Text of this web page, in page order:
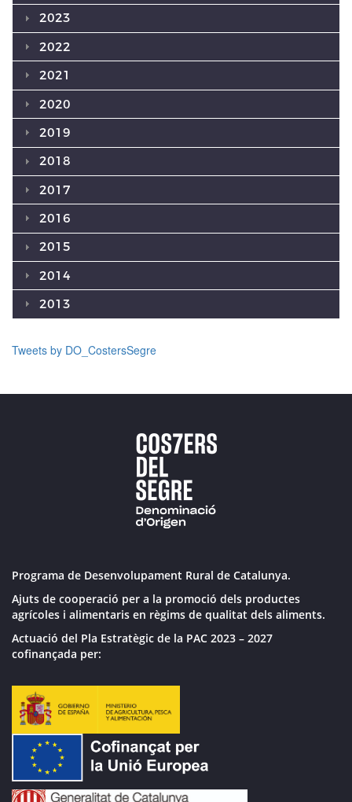
2023
2022
2021
2020
2019
2018
2017
2016
2015
2014
2013
Tweets by DO_CostersSegre
Programa de Desenvolupament Rural de Catalunya.
Ajuts de cooperació per a la promoció dels productes
agrícoles i alimentaris en règims de qualitat dels aliments.
Actuació del Pla Estratègic de la PAC 2023 – 2027
cofinançada per: